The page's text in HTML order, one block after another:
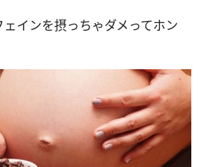
インを摂っちゃダメってホン